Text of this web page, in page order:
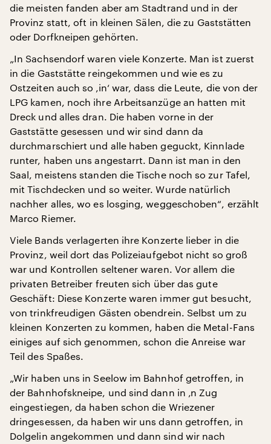
die meisten fanden aber am Stadtrand und in der
Provinz statt, oft in kleinen Sälen, die zu Gaststätten
oder Dorfkneipen gehörten.
„In Sachsendorf waren viele Konzerte. Man ist zuerst
in die Gaststätte reingekommen und wie es zu
Ostzeiten auch so ‚in‘ war, dass die Leute, die von der
LPG kamen, noch ihre Arbeitsanzüge an hatten mit
Dreck und alles dran. Die haben vorne in der
Gaststätte gesessen und wir sind dann da
durchmarschiert und alle haben geguckt, Kinnlade
runter, haben uns angestarrt. Dann ist man in den
Saal, meistens standen die Tische noch so zur Tafel,
mit Tischdecken und so weiter. Wurde natürlich
nachher alles, wo es losging, weggeschoben“, erzählt
Marco Riemer.
Viele Bands verlagerten ihre Konzerte lieber in die
Provinz, weil dort das Polizeiaufgebot nicht so groß
war und Kontrollen seltener waren. Vor allem die
privaten Betreiber freuten sich über das gute
Geschäft: Diese Konzerte waren immer gut besucht,
von trinkfreudigen Gästen obendrein. Selbst um zu
kleinen Konzerten zu kommen, haben die Metal-Fans
einiges auf sich genommen, schon die Anreise war
Teil des Spaßes.
„Wir haben uns in Seelow im Bahnhof getroffen, in
der Bahnhofskneipe, und sind dann in ‚n Zug
eingestiegen, da haben schon die Wriezener
dringesessen, da haben wir uns dann getroffen, in
Dolgelin angekommen und dann sind wir nach